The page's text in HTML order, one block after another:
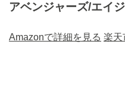
アベンジャーズ/エイ
Amazonで詳細を見る 楽天